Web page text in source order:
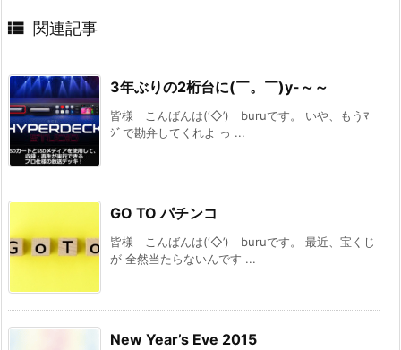
 関連記事
3年ぶりの2桁台に(￣。￣)y-～～
皆様 こんばんは(‘◇’)ゞburuです。 いや、もうﾏ
ｼﾞで勘弁してくれよ っ ...
GO TO パチンコ
皆様 こんばんは(‘◇’)ゞburuです。 最近、宝くじ
が 全然当たらないんです ...
New Year’s Eve 2015